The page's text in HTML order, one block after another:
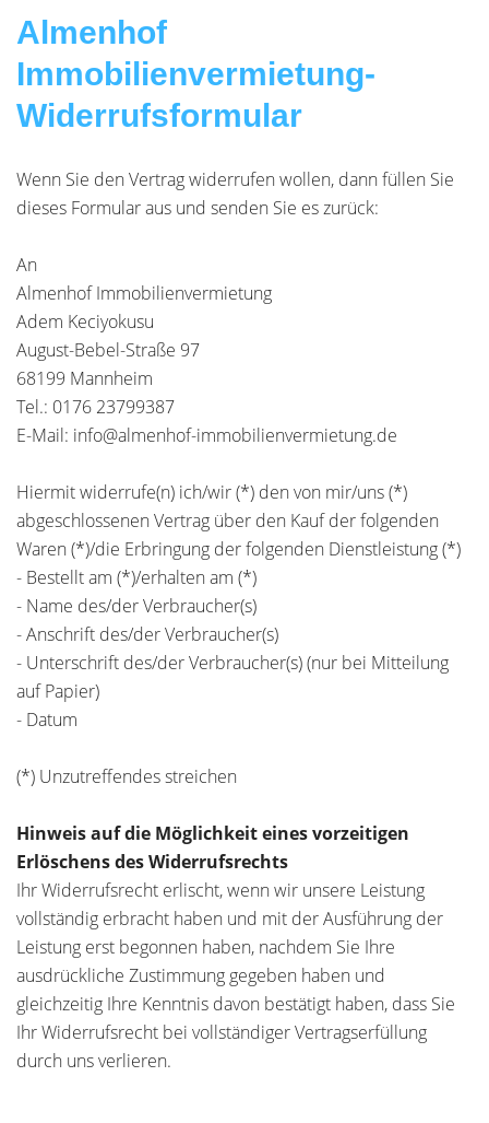
Almenhof
Immobilienvermietung-
Widerrufsformular
Wenn Sie den Vertrag widerrufen wollen, dann füllen Sie
dieses Formular aus und senden Sie es zurück:
An
Almenhof Immobilienvermietung
Adem Keciyokusu
August-Bebel-Straße 97
68199 Mannheim
Tel.: 0176 23799387
E-Mail: info@almenhof-immobilienvermietung.de
Hiermit widerrufe(n) ich/wir (*) den von mir/uns (*)
abgeschlossenen Vertrag über den Kauf der folgenden
Waren (*)/die Erbringung der folgenden Dienstleistung (*)
- Bestellt am (*)/erhalten am (*)
- Name des/der Verbraucher(s)
- Anschrift des/der Verbraucher(s)
- Unterschrift des/der Verbraucher(s) (nur bei Mitteilung
auf Papier)
- Datum
(*) Unzutreffendes streichen
Hinweis auf die Möglichkeit eines vorzeitigen
Erlöschens des Widerrufsrechts
Ihr Widerrufsrecht erlischt, wenn wir unsere Leistung
vollständig erbracht haben und mit der Ausführung der
Leistung erst begonnen haben, nachdem Sie Ihre
ausdrückliche Zustimmung gegeben haben und
gleichzeitig Ihre Kenntnis davon bestätigt haben, dass Sie
Ihr Widerrufsrecht bei vollständiger Vertragserfüllung
durch uns verlieren.